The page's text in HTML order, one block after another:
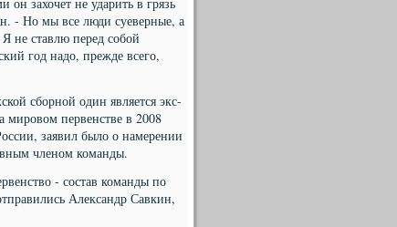
- Но мы все люди суеверные, а
не ставлю перед собой
год надо, прежде всего,
сборной один является экс-
первенстве в 2008
заявил было о намерении
членом команды.
- состав команды по
Александр Савкин,